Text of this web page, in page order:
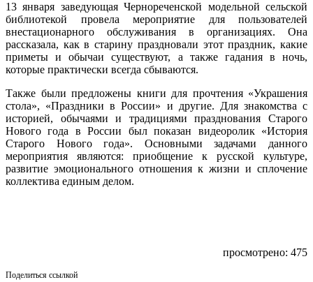
13 января заведующая Чернореченской модельной сельской
библиотекой провела мероприятие для пользователей
внестационарного обслуживания в организациях. Она
рассказала, как в старину праздновали этот праздник, какие
приметы и обычаи существуют, а также гадания в ночь,
которые практически всегда сбываются.
Также были предложены книги для прочтения «Украшения
стола», «Праздники в России» и другие. Для знакомства с
историей, обычаями и традициями празднования Старого
Нового года в России был показан видеоролик «История
Старого Нового года». Основными задачами данного
мероприятия являются: приобщение к русской культуре,
развитие эмоционального отношения к жизни и сплочение
коллектива единым делом.
просмотрено: 475
Поделиться ссылкой